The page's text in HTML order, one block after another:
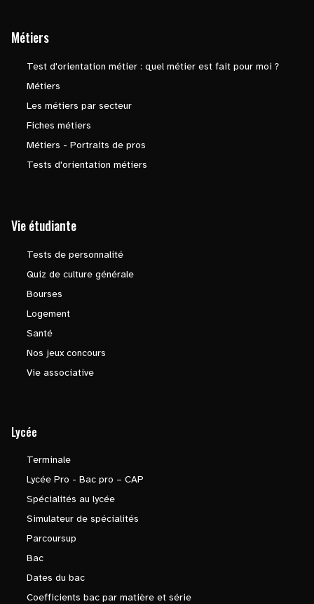
Métiers
Test d'orientation métier : quel métier est fait pour moi ?
Métiers
Les métiers par secteur
Fiches métiers
Métiers - Portraits de pros
Tests d'orientation métiers
Vie étudiante
Tests de personnalité
Quiz de culture générale
Bourses
Logement
Santé
Nos jeux concours
Vie associative
Lycée
Terminale
Lycée Pro - Bac pro – CAP
Spécialités au lycée
Simulateur de spécialités
Parcoursup
Bac
Dates du bac
Coefficients bac par matière et série